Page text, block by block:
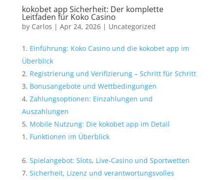
kokobet app Sicherheit: Der komplette
Leitfaden für Koko Casino
by Carlos | Apr 24, 2026| Uncategorized
Einführung: Koko Casino und die kokobet app im
Überblick
Registrierung und Verifizierung – Schritt für Schritt
Bonusangebote und Wettbedingungen
Zahlungsoptionen: Einzahlungen und
Auszahlungen
Mobile Nutzung: Die kokobet app im Detail
Funktionen im Überblick
Spielangebot: Slots, Live‑Casino und Sportwetten
Sicherheit, Lizenz und verantwortungsvolles